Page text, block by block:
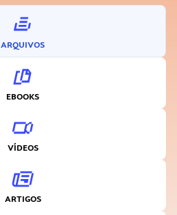
ARQUIVOS
EBOOKS
VÍDEOS
ARTIGOS